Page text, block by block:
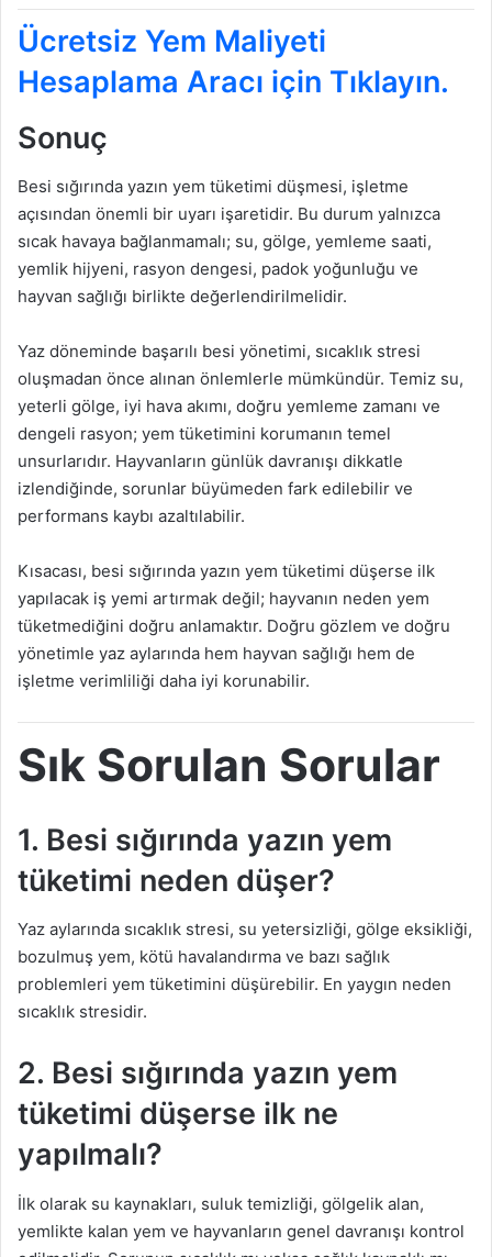
Ücretsiz Yem Maliyeti
Hesaplama Aracı için Tıklayın.
Sonuç
Besi sığırında yazın yem tüketimi düşmesi, işletme
açısından önemli bir uyarı işaretidir. Bu durum yalnızca
sıcak havaya bağlanmamalı; su, gölge, yemleme saati,
yemlik hijyeni, rasyon dengesi, padok yoğunluğu ve
hayvan sağlığı birlikte değerlendirilmelidir.
Yaz döneminde başarılı besi yönetimi, sıcaklık stresi
oluşmadan önce alınan önlemlerle mümkündür. Temiz su,
yeterli gölge, iyi hava akımı, doğru yemleme zamanı ve
dengeli rasyon; yem tüketimini korumanın temel
unsurlarıdır. Hayvanların günlük davranışı dikkatle
izlendiğinde, sorunlar büyümeden fark edilebilir ve
performans kaybı azaltılabilir.
Kısacası, besi sığırında yazın yem tüketimi düşerse ilk
yapılacak iş yemi artırmak değil; hayvanın neden yem
tüketmediğini doğru anlamaktır. Doğru gözlem ve doğru
yönetimle yaz aylarında hem hayvan sağlığı hem de
işletme verimliliği daha iyi korunabilir.
Sık Sorulan Sorular
1. Besi sığırında yazın yem
tüketimi neden düşer?
Yaz aylarında sıcaklık stresi, su yetersizliği, gölge eksikliği,
bozulmuş yem, kötü havalandırma ve bazı sağlık
problemleri yem tüketimini düşürebilir. En yaygın neden
sıcaklık stresidir.
2. Besi sığırında yazın yem
tüketimi düşerse ilk ne
yapılmalı?
İlk olarak su kaynakları, suluk temizliği, gölgelik alan,
yemlikte kalan yem ve hayvanların genel davranışı kontrol